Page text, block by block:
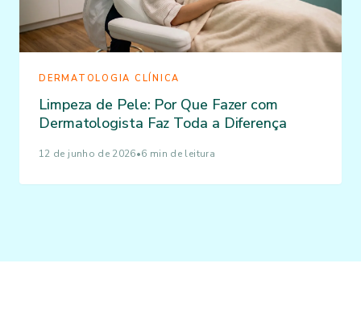
DERMATOLOGIA CLÍNICA
Limpeza de Pele: Por Que Fazer com
Dermatologista Faz Toda a Diferença
12 de junho de 2026•6 min de leitura